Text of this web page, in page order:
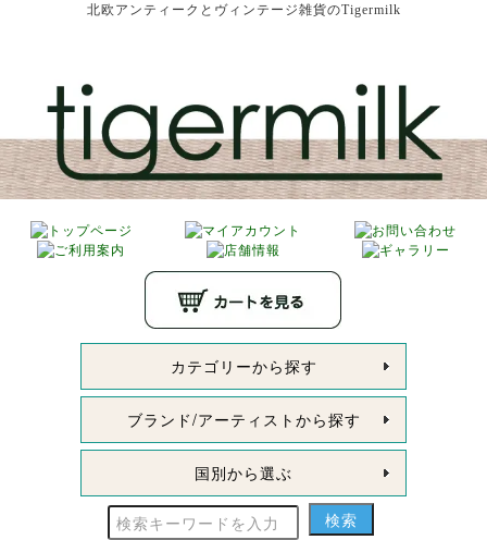
北欧アンティークとヴィンテージ雑貨のTigermilk
カテゴリーから探す
ブランド/アーティストから探す
国別から選ぶ